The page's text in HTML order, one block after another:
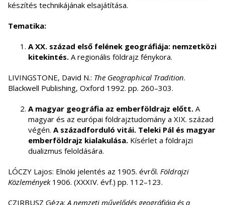
készítés technikájának elsajátítása.
Tematika:
A XX. század első felének geográfiája: nemzetközi
kitekintés. A regionális földrajz fénykora.
LIVINGSTONE, David N.: The Geographical Tradition.
Blackwell Publishing, Oxford 1992. pp. 260–303.
A magyar geográfia az emberföldrajz előtt. A
magyar és az európai földrajztudomány a XIX. század
végén. A századforduló vitái. Teleki Pál és magyar
emberföldrajz kialakulása. Kísérlet a földrajzi
dualizmus feloldására.
LÓCZY Lajos: Elnöki jelentés az 1905. évről. Földrajzi
Közlemények1906. (XXXIV. évf.) pp. 112–123.
CZIRBUSZ Géza:A nemzeti művelődés geográfiája és a